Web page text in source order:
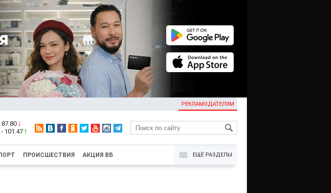
РЕКЛАМОДАТЕЛЯМ
KG
87.80
101.47
ПРОИСШЕСТВИЯ АКЦИЯ ВБ ЕЩЁ РАЗДЕЛЫ